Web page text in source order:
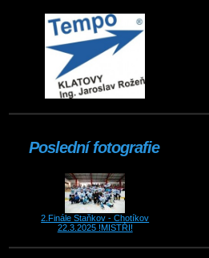
Poslední fotografie
2.Finále Staňkov - Chotíkov
22.3.2025 !MISTŘI!